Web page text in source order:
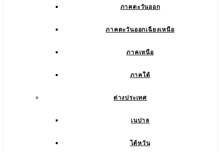
ภาคตะวันออก
ภาคตะวันออกเฉียงเหนือ
ภาคเหนือ
ภาคใต้
ต่างประเทศ
เนปาล
ไต้หวัน